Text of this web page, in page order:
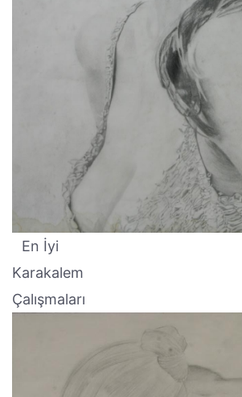
En İyi
Karakalem
Çalışmaları